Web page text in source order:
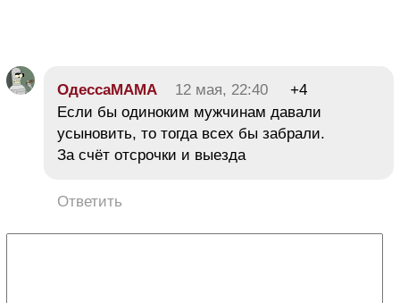
ОдессаМАМА 12 мая, 22:40
+4
Если бы одиноким мужчинам давали
усыновить, то тогда всех бы забрали.
За счёт отсрочки и выезда
Ответить